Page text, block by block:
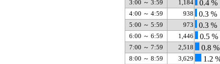
3:00 ～ 3:59 1,184 0.4 %
4:00 ～ 4:59 938 0.3 %
5:00 ～ 5:59 973 0.3 %
6:00 ～ 6:59 1,446 0.5 %
7:00 ～ 7:59 2,518 0.8 %
8:00 ～ 8:59 3,629 1.2